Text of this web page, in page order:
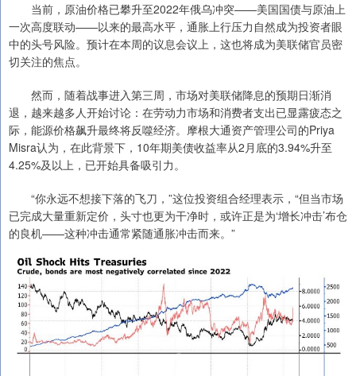
当前，原油价格已攀升至2022年俄乌冲突——美国国债与原油上
一次高度联动——以来的最高水平，通胀上行压力自然成为投资者眼
中的头号风险。预计在本周的议息会议上，这也将成为美联储官员密
切关注的焦点。
然而，随着战事进入第三周，市场对美联储降息的预期日渐消
退，越来越多人开始讨论：在劳动力市场和消费者支出已显露疲态之
际，能源价格飙升最终将反噬经济。摩根大通资产管理公司的Priya
Misra认为，在此背景下，10年期美债收益率从2月底的3.94%升至
4.25%及以上，已开始具备吸引力。
“你永远不想接下落的飞刀，”这位投资组合经理表示，“但当市场
已完成大量重新定价，头寸也更为干净时，或许正是为‘增长冲击’布仓
的良机——这种冲击通常紧随通胀冲击而来。”